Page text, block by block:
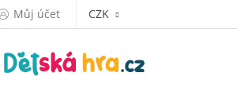
Můj účet CZK